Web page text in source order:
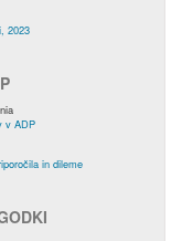
2023
v ADP
in dileme